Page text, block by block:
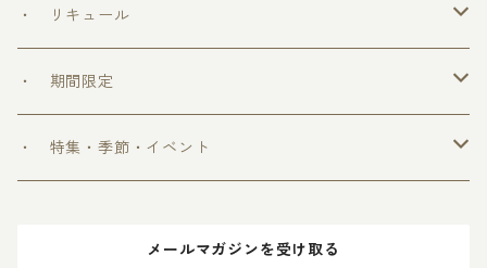
＞ めちゃうまシリーズ
・ リキュール
＞ ウフフの乳酸菌シリーズ
＞ 爽和場シリーズ
・ 期間限定
＞ 爽和場セット
・ 特集・季節・イベント
メールマガジンを受け取る